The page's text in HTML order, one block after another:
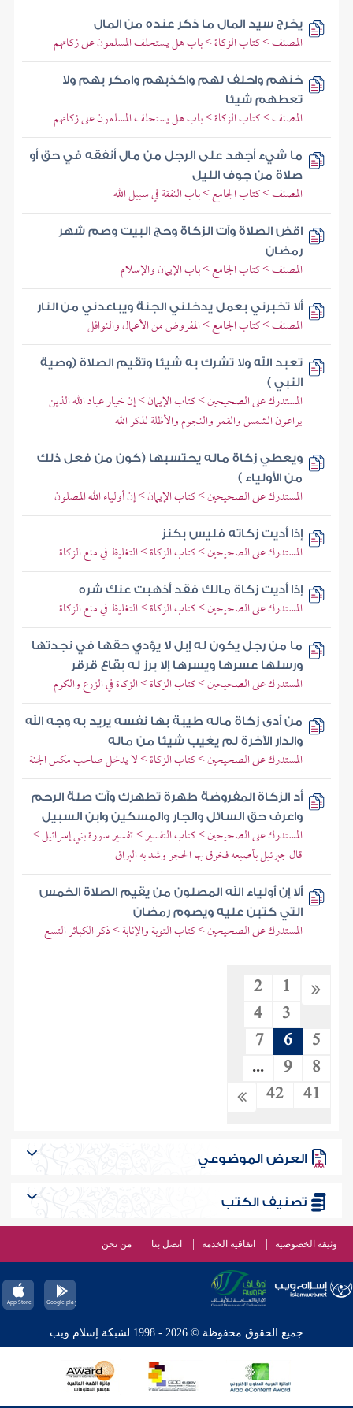
يخرج سيد المال ما ذكر عنده من المال
المصنف > كتاب الزكاة > باب هل يستحلف المسلمون على زكاتهم
خنهم واحلف لهم واكذبهم وامكر بهم ولا
تعطهم شيئا
المصنف > كتاب الزكاة > باب هل يستحلف المسلمون على زكاتهم
ما شيء أجهد على الرجل من مال أنفقه في حق أو
صلاة من جوف الليل
المصنف > كتاب الجامع > باب النفقة في سبيل الله
اقض الصلاة وآت الزكاة وحج البيت وصم شهر
رمضان
المصنف > كتاب الجامع > باب الإيمان والإسلام
ألا تخبرني بعمل يدخلني الجنة ويباعدني من النار
المصنف > كتاب الجامع > المفروض من الأعمال والنوافل
تعبد الله ولا تشرك به شيئا وتقيم الصلاة (وصية
النبي )
المستدرك على الصحيحين > كتاب الإيمان > إن خيار عباد الله الذين
يراعون الشمس والقمر والنجوم والأظلة لذكر الله
ويعطي زكاة ماله يحتسبها (كون من فعل ذلك
من الأولياء )
المستدرك على الصحيحين > كتاب الإيمان > إن أولياء الله المصلون
إذا أديت زكاته فليس بكنز
المستدرك على الصحيحين > كتاب الزكاة > التغليظ في منع الزكاة
إذا أديت زكاة مالك فقد أذهبت عنك شره
المستدرك على الصحيحين > كتاب الزكاة > التغليظ في منع الزكاة
ما من رجل يكون له إبل لا يؤدي حقها في نجدتها
ورسلها عسرها ويسرها إلا برز له بقاع قرقر
المستدرك على الصحيحين > كتاب الزكاة > الزكاة في الزرع والكرم
من أدى زكاة ماله طيبة بها نفسه يريد به وجه الله
والدار الآخرة لم يغيب شيئا من ماله
المستدرك على الصحيحين > كتاب الزكاة > لا يدخل صاحب مكس الجنة
أد الزكاة المفروضة طهرة تطهرك وآت صلة الرحم
واعرف حق السائل والجار والمسكين وابن السبيل
المستدرك على الصحيحين > كتاب التفسير > تفسير سورة بني إسرائيل >
قال جبرئيل بأصبعه فخرق بها الحجر وشد به البراق
ألا إن أولياء الله المصلون من يقيم الصلاة الخمس
التي كتبن عليه ويصوم رمضان
المستدرك على الصحيحين > كتاب التوبة والإنابة > ذكر الكبائر التسع
1
2
3
4
5
6
7
8
9
...
41
42
العرض الموضوعي
تصنيف الكتب
وثيقة الخصوصية اتفاقية الخدمة اتصل بنا من نحن
جميع الحقوق محفوظة © 2026 - 1998 لشبكة إسلام ويب